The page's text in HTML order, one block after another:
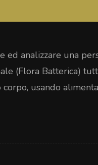
ed analizzare una
(Flora Batterica)
usando